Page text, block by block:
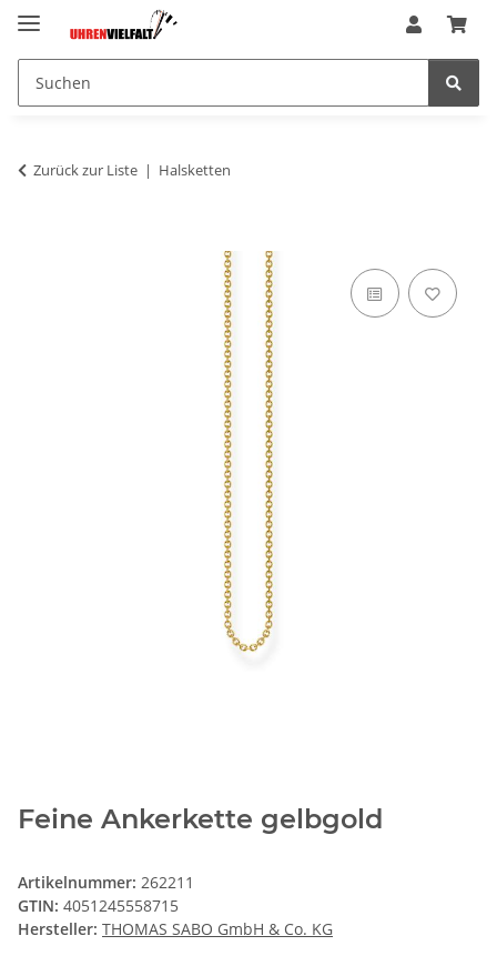
Zurück zur Liste Halsketten
Feine Ankerkette gelbgold
Artikelnummer: 262211
GTIN: 4051245558715
Hersteller: THOMAS SABO GmbH & Co. KG